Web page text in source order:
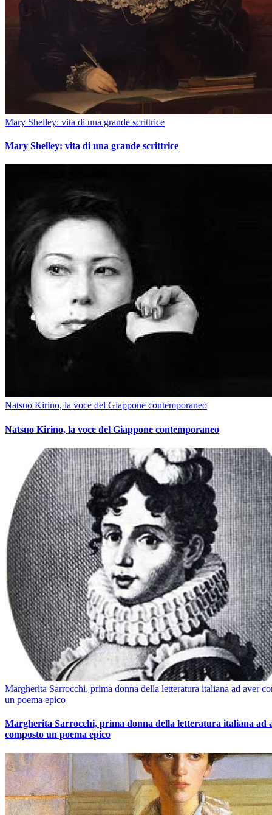
Mary Shelley: vita di una grande scrittrice
Mary Shelley: vita di una grande scrittrice
Natsuo Kirino, la voce del Giappone contemporaneo
Natsuo Kirino, la voce del Giappone contemporaneo
Margherita Sarrocchi, prima donna della letteratura italiana ad aver
un poema epico
Margherita Sarrocchi, prima donna della letteratura italiana ad
composto un poema epico